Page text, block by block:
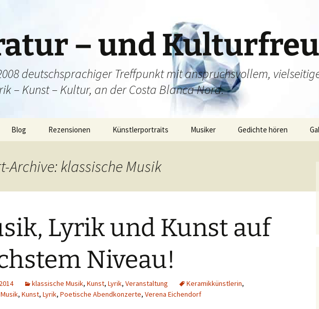
– und
deutschsprachiger Treffpunkt mit anspruchsvollem,
– Kunst – Kultur, an der Costa Blanca Nord.
Blog Rezensionen Künstlerportraits Musiker Gedichte hören
Archive: klassische Musik
Lyrik und Kunst auf
Niveau!
klassische Musik, Kunst, Lyrik, Veranstaltung Keramikkünstlerin,
, Kunst, Lyrik, Poetische Abendkonzerte, Verena Eichendorf